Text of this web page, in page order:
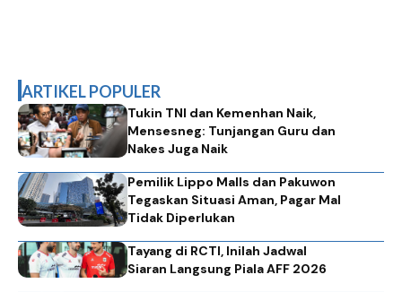
ARTIKEL POPULER
Tukin TNI dan Kemenhan Naik,
Mensesneg: Tunjangan Guru dan
Nakes Juga Naik
Pemilik Lippo Malls dan Pakuwon
Tegaskan Situasi Aman, Pagar Mal
Tidak Diperlukan
Tayang di RCTI, Inilah Jadwal
Siaran Langsung Piala AFF 2026